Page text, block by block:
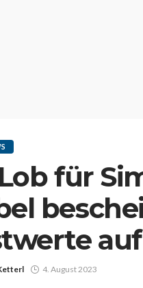
für
4. August 2023